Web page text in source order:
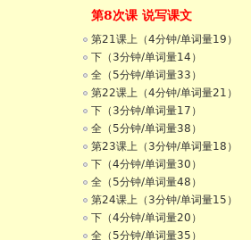
第8次课 说写课文
第21课上（4分钟/单词量19）
下（3分钟/单词量14）
全（5分钟/单词量33）
第22课上（4分钟/单词量21）
下（3分钟/单词量17）
全（5分钟/单词量38）
第23课上（3分钟/单词量18）
下（4分钟/单词量30）
全（5分钟/单词量48）
第24课上（3分钟/单词量15）
下（4分钟/单词量20）
全（5分钟/单词量35）